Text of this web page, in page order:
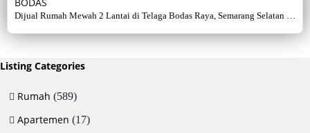
Dijual Rumah Mewah 2 Lantai di Telaga Bodas Raya, Semarang Selatan –
listrik 5500 watt, air artetis. Lingkungan asri & strategis.
Listing Categories
Rumah (589)
Apartemen (17)